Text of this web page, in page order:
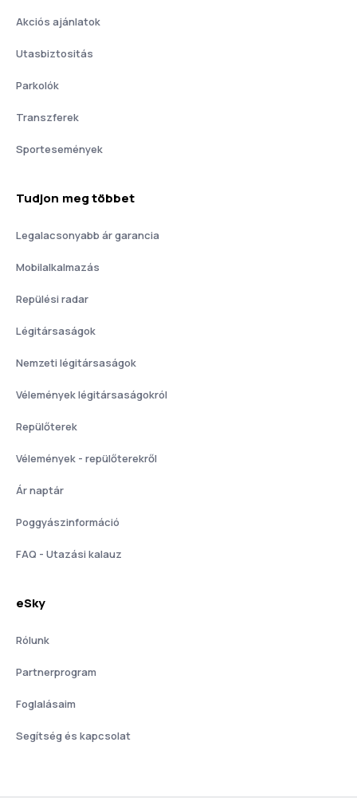
Akciós ajánlatok
Utasbiztositás
Parkolók
Transzferek
Sportesemények
Tudjon meg többet
Legalacsonyabb ár garancia
Mobilalkalmazás
Repülési radar
Légitársaságok
Nemzeti légitársaságok
Vélemények légitársaságokról
Repülőterek
Vélemények - repülőterekről
Ár naptár
Poggyászinformáció
FAQ - Utazási kalauz
eSky
Rólunk
Partnerprogram
Foglalásaim
Segítség és kapcsolat